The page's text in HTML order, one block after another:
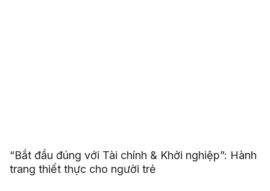
“Bắt đầu đúng với Tài chính & Khởi nghiệp”: Hành
trang thiết thực cho người trẻ